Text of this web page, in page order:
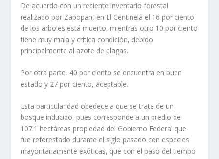
De acuerdo con un reciente inventario forestal
realizado por Zapopan, en El Centinela el 16 por ciento
de los árboles está muerto, mientras otro 10 por ciento
tiene muy mala y crítica condición, debido
principalmente al azote de plagas.
Por otra parte, 40 por ciento se encuentra en buen
estado y 27 por ciento, aceptable.
Esta particularidad obedece a que se trata de un
bosque inducido, pues corresponde a un predio de
107.1 hectáreas propiedad del Gobierno Federal que
fue reforestado durante el siglo pasado con especies
mayoritariamente exóticas, que con el paso del tiempo